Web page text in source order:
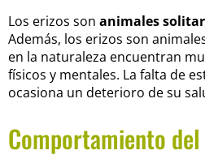
Los erizos son animales
Además, los erizos son
en la naturaleza encuentran
físicos y mentales. La falta de
ocasiona un deterioro de su
Comportamiento